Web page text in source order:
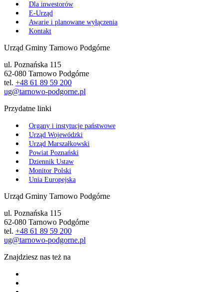
Dla inwestorów
E-Urząd
Awarie i planowane wyłączenia
Kontakt
Urząd Gminy Tarnowo Podgórne
ul. Poznańska 115
62-080 Tarnowo Podgórne
tel. +48 61 89 59 200
ug@tarnowo-podgorne.pl
Przydatne linki
Organy i instytucje państwowe
Urząd Wojewódzki
Urząd Marszałkowski
Powiat Poznański
Dziennik Ustaw
Monitor Polski
Unia Europejska
Urząd Gminy Tarnowo Podgórne
ul. Poznańska 115
62-080 Tarnowo Podgórne
tel. +48 61 89 59 200
ug@tarnowo-podgorne.pl
Znajdziesz nas też na